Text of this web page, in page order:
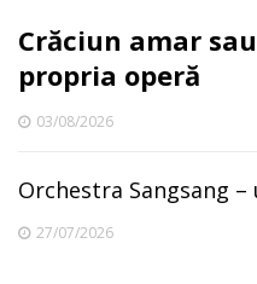
Crăciun amar
propria operă
03/08/2026
Orchestra Sangsang
27/07/2026